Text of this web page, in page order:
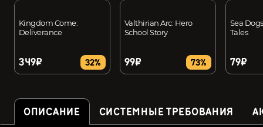
Kingdom Come:
Deliverance
349₽ 32%
Valthirian Arc: Hero
School Story
99₽ 73%
Sea
Tales
79₽
ОПИСАНИЕ СИСТЕМНЫЕ ТРЕБОВАНИЯ